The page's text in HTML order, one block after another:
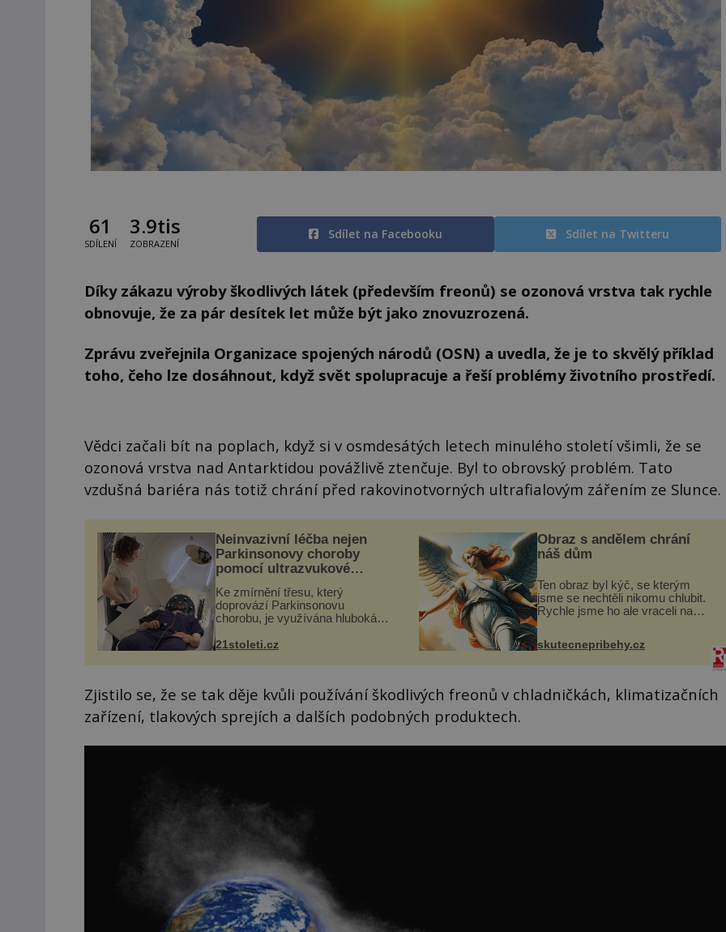
61
SDÍLENÍ
3.9tis
ZOBRAZENÍ
Sdílet na Facebooku Sdílet na Twitteru
Díky zákazu výroby škodlivých látek (především freonů) se ozonová vrstva tak rychle
obnovuje, že za pár desítek let může být jako znovuzrozená.
Zprávu zveřejnila Organizace spojených národů (OSN) a uvedla, že je to skvělý příklad
toho, čeho lze dosáhnout, když svět spolupracuje a řeší problémy životního prostředí.
Vědci začali bít na poplach, když si v osmdesátých letech minulého století všimli, že se
ozonová vrstva nad Antarktidou povážlivě ztenčuje. Byl to obrovský problém. Tato
vzdušná bariéra nás totiž chrání před rakovinotvorných ultrafialovým zářením ze Slunce.
Neinvazivní léčba nejen
Parkinsonovy choroby
pomocí ultrazvukové
Ke zmírnění třesu, který
doprovází Parkinsonovu
chorobu, je využívána hluboká
vyžaduje vysoce invazivní
vhodný k dostatečně přesnému
21stoleti.cz
Obraz s andělem chrání
náš dům
Ten obraz byl kýč, se kterým
jsme se nechtěli nikomu chlubit.
Rychle jsme ho ale vraceli na
domek na severu Čech, kde
jsme si naplánova...
skutecnepribehy.cz
Zjistilo se, že se tak děje kvůli používání škodlivých freonů v chladničkách, klimatizačních
zařízení, tlakových sprejích a dalších podobných produktech.